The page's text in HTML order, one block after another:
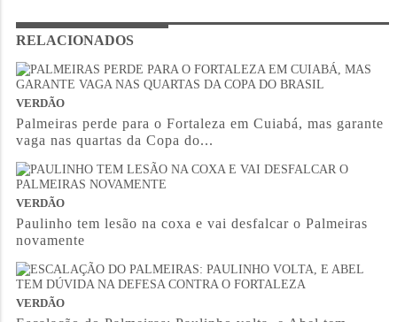
RELACIONADOS
VERDÃO
Palmeiras perde para o Fortaleza em Cuiabá, mas garante
vaga nas quartas da Copa do...
VERDÃO
Paulinho tem lesão na coxa e vai desfalcar o Palmeiras
novamente
VERDÃO